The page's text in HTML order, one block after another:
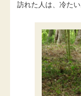
訪れた人は、冷た